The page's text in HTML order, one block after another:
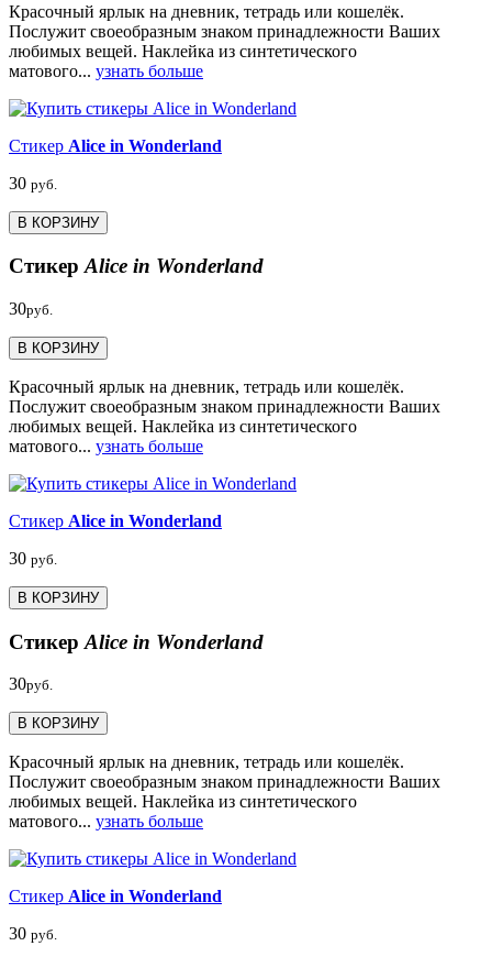
Красочный ярлык на дневник, тетрадь или кошелёк.
Послужит своеобразным знаком принадлежности Ваших
любимых вещей. Наклейка из синтетического
матового... узнать больше
Стикер Alice in Wonderland
30 руб.
В КОРЗИНУ
СтикерAlice in Wonderland
30руб.
В КОРЗИНУ
Красочный ярлык на дневник, тетрадь или кошелёк.
Послужит своеобразным знаком принадлежности Ваших
любимых вещей. Наклейка из синтетического
матового... узнать больше
Стикер Alice in Wonderland
30 руб.
В КОРЗИНУ
Стикер Alice in Wonderland
30руб.
В КОРЗИНУ
Красочный ярлык на дневник, тетрадь или кошелёк.
Послужит своеобразным знаком принадлежности Ваших
любимых вещей. Наклейка из синтетического
матового... узнать больше
Стикер Alice in Wonderland
30 руб.